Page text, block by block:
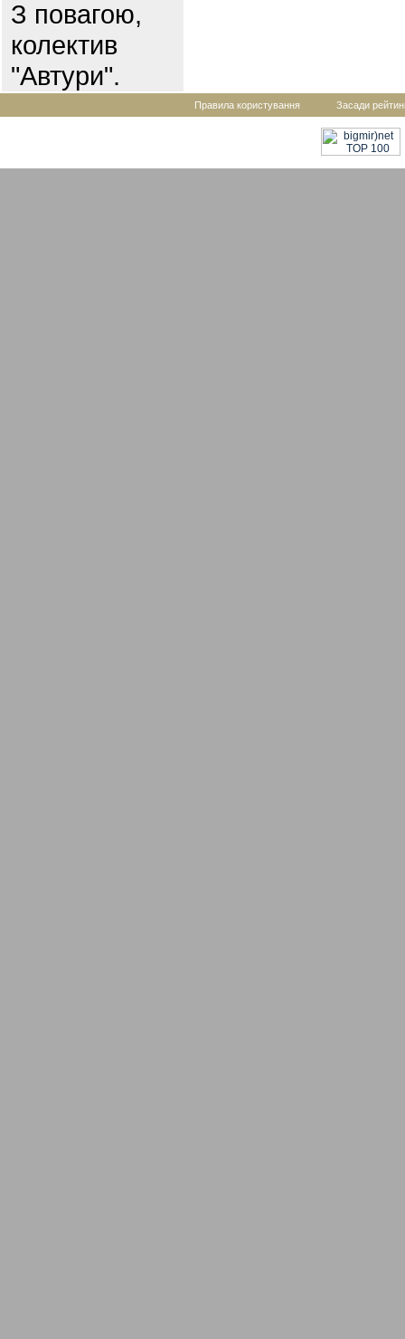
З повагою,
колектив
"Автури".
Правила користування Засади